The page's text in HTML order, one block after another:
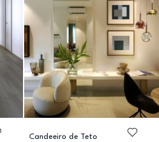
Candeeiro de Teto